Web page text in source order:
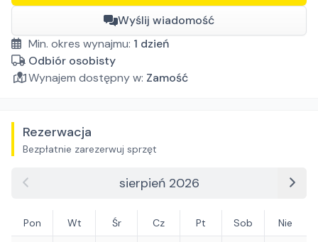
Wyślij wiadomość
Min. okres wynajmu: 1 dzień
Odbiór osobisty
Wynajem dostępny w: Zamość
Rezerwacja
Bezpłatnie zarezerwuj sprzęt
sierpień 2026
Pon Wt Śr Cz Pt Sob Nie